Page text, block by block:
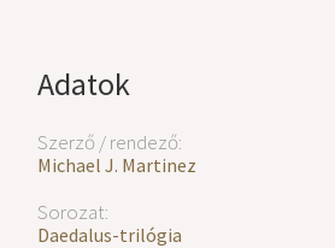
Adatok
Szerző / rendező:
Michael J. Martinez
Sorozat:
Daedalus-trilógia